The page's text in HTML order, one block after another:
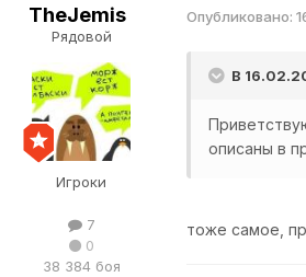
TheJemis
Рядовой
Игроки
7
0
38 384 боя
Опубликовано:
В
описаны в
тоже самое,